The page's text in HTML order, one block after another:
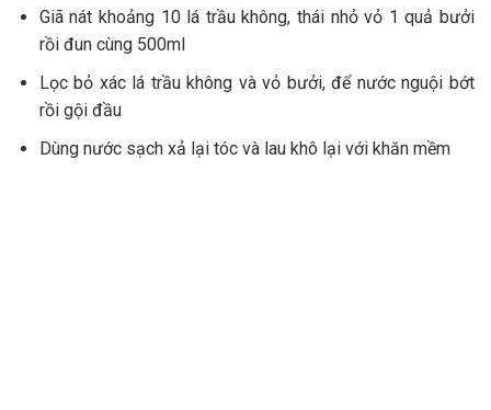
Giã nát khoảng 10 lá trầu không, thái nhỏ vỏ 1 quả bưởi
rồi đun cùng 500ml
Lọc bỏ xác lá trầu không và vỏ bưởi, để nước nguội bớt
rồi gội đầu
Dùng nước sạch xả lại tóc và lau khô lại với khăn mềm